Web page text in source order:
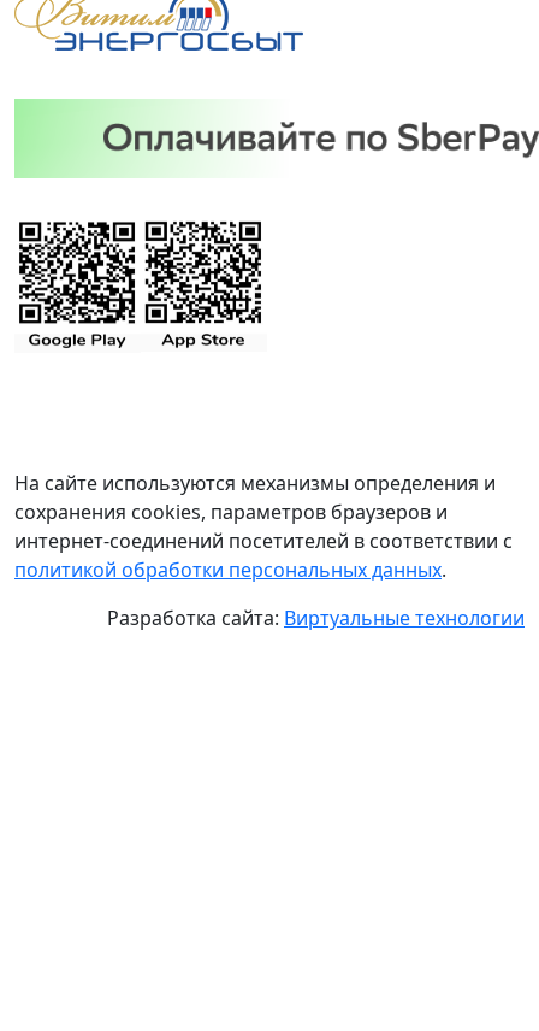
На сайте используются механизмы определения и
сохранения cookies, параметров браузеров и
интернет-соединений посетителей в соответствии с
политикой обработки персональных данных.
Разработка сайта: Виртуальные технологии